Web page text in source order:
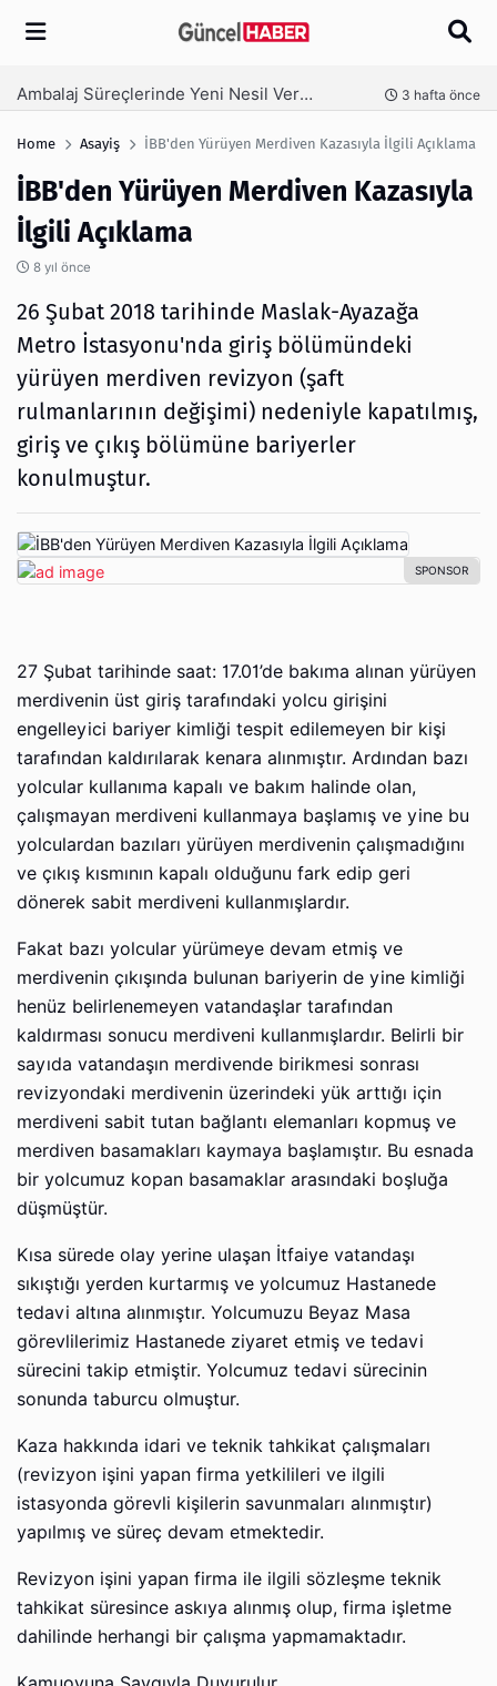
Arama
Ambalaj Süreçlerinde Yeni Nesil Verimliliği Olimpack ile Yakalayın 3 hafta önce
Home Asayiş İBB'den Yürüyen Merdiven Kazasıyla İlgili Açıklama
İBB'den Yürüyen Merdiven Kazasıyla
İlgili Açıklama
8 yıl önce
26 Şubat 2018 tarihinde Maslak-Ayazağa
Metro İstasyonu'nda giriş bölümündeki
yürüyen merdiven revizyon (şaft
rulmanlarının değişimi) nedeniyle kapatılmış,
giriş ve çıkış bölümüne bariyerler
konulmuştur.
27 Şubat tarihinde saat: 17.01’de bakıma alınan yürüyen
merdivenin üst giriş tarafındaki yolcu girişini
engelleyici bariyer kimliği tespit edilemeyen bir kişi
tarafından kaldırılarak kenara alınmıştır. Ardından bazı
yolcular kullanıma kapalı ve bakım halinde olan,
çalışmayan merdiveni kullanmaya başlamış ve yine bu
yolculardan bazıları yürüyen merdivenin çalışmadığını
ve çıkış kısmının kapalı olduğunu fark edip geri
dönerek sabit merdiveni kullanmışlardır.
Fakat bazı yolcular yürümeye devam etmiş ve
merdivenin çıkışında bulunan bariyerin de yine kimliği
henüz belirlenemeyen vatandaşlar tarafından
kaldırması sonucu merdiveni kullanmışlardır. Belirli bir
sayıda vatandaşın merdivende birikmesi sonrası
revizyondaki merdivenin üzerindeki yük arttığı için
merdiveni sabit tutan bağlantı elemanları kopmuş ve
merdiven basamakları kaymaya başlamıştır. Bu esnada
bir yolcumuz kopan basamaklar arasındaki boşluğa
düşmüştür.
Kısa sürede olay yerine ulaşan İtfaiye vatandaşı
sıkıştığı yerden kurtarmış ve yolcumuz Hastanede
tedavi altına alınmıştır. Yolcumuzu Beyaz Masa
görevlilerimiz Hastanede ziyaret etmiş ve tedavi
sürecini takip etmiştir. Yolcumuz tedavi sürecinin
sonunda taburcu olmuştur.
Kaza hakkında idari ve teknik tahkikat çalışmaları
(revizyon işini yapan firma yetkilileri ve ilgili
istasyonda görevli kişilerin savunmaları alınmıştır)
yapılmış ve süreç devam etmektedir.
Revizyon işini yapan firma ile ilgili sözleşme teknik
tahkikat süresince askıya alınmış olup, firma işletme
dahilinde herhangi bir çalışma yapmamaktadır.